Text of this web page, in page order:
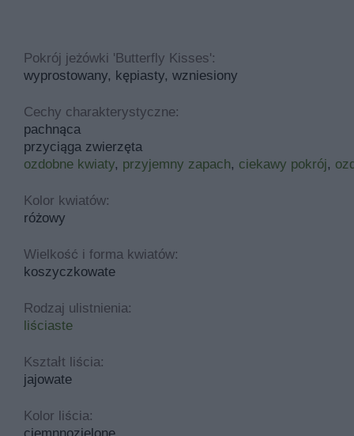
Pokrój jeżówki 'Butterfly Kisses':
wyprostowany, kępiasty, wzniesiony
Cechy charakterystyczne:
pachnąca
przyciąga zwierzęta
ozdobne kwiaty, przyjemny zapach, ciekawy pokrój,
Kolor kwiatów:
różowy
Wielkość i forma kwiatów:
koszyczkowate
Rodzaj ulistnienia:
liściaste
Kształt liścia:
jajowate
Kolor liścia: